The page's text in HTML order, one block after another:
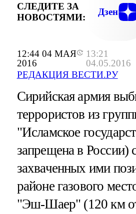
12:44 04 МАЯ
2016
13:21
04.05.2016
РЕДАКЦИЯ ВЕСТИ.РУ
СЛЕДИТЕ ЗА
НОВОСТЯМИ:
Дзен
Сирийская армия
террористов из
"Исламское
запрещена в России)
захваченных ими
районе газового
"Эш-Шаер" (120 км